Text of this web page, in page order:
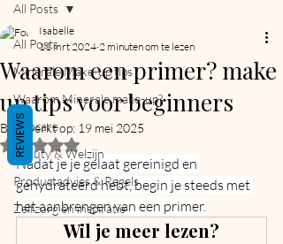
All Posts
Minerale Make-up tips
Waarom Minerale make-up?
Skincare
Beauty & Welzijn
Productadvies & Regels
Zelfzorg en inspiratie
All Posts
Waarom een primer? make
up tips voor beginners
Isabelle
11 mrt 2024 2 minuten om te lezen
Bijgewerkt op: 19 mei 2025
Beoordeeld met NaN uit 5 sterren.
Nadat je je gelaat gereinigd en
gehydrateerd hebt, begin je steeds met
het aanbrengen van een primer.
Wil je meer lezen?
REVIEWS